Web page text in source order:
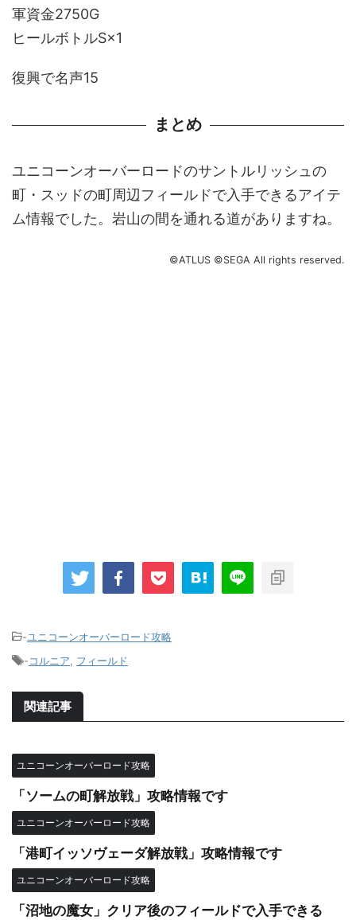
軍資金2750G
ヒールボトルS×1
復興で名声15
まとめ
ユニコーンオーバーロードのサントルリッシュの
町・スッドの町周辺フィールドで入手できるアイテ
ム情報でした。岩山の間を通れる道がありますね。
©ATLUS ©SEGA All rights reserved.
-ユニコーンオーバーロード攻略
-コルニア フィールド
関連記事
ユニコーンオーバーロード攻略
「ソームの町解放戦」攻略情報です
ユニコーンオーバーロード攻略
「港町イッソヴェーダ解放戦」攻略情報です
ユニコーンオーバーロード攻略
「沼地の魔女」クリア後のフィールドで入手できる